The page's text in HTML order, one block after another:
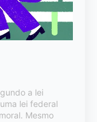
a lei
lei federal
Mesmo